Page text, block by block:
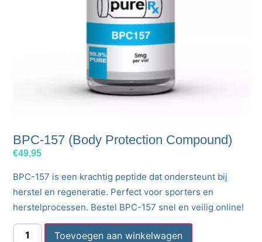
BPC-157 (Body Protection Compound)
€49,95
BPC-157 is een krachtig peptide dat ondersteunt bij
herstel en regeneratie. Perfect voor sporters en
herstelprocessen. Bestel BPC-157 snel en veilig online!
Toevoegen aan winkelwagen